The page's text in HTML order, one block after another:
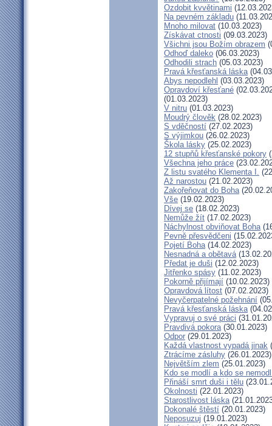
Ozdobit kvvětinami
Na pevném základu
Mnoho milovat (10.03.2023)
Získávat ctnosti (09.03.2023)
Všichni jsou Božím obrazem
Odhoď daleko (06.03.2023)
Odhodili strach (05.03.2023)
Pravá křesťanská láska
Abys nepodlehl (03.03.2023)
Opravdoví křesťané
(01.03.2023)
V nitru (01.03.2023)
Moudrý člověk (28.02.2023)
S vděčností (27.02.2023)
S výjimkou (26.02.2023)
Škola lásky (25.02.2023)
12 stupňů křesťanské pokory
Všechna jeho práce
Z listu svatého Klementa I.
Až narostou (21.02.2023)
Zakořeňovat do Boha
Vše (19.02.2023)
Dívej se (18.02.2023)
Nemůže žít (17.02.2023)
Náchylnost obviňovat Boha
Pevně přesvědčeni
Pojetí Boha(14.02.2023)
Nesnadná a obětavá
Předat je duši (12.02.2023)
Jitřenko spásy (11.02.2023)
Pokorně přijímají (10.02.2023)
Opravdová lítost (07.02.2023)
Nevyčerpatelné požehnání
Pravá křesťanská láska
Vypravuj o své práci
Pravdivá pokora(30.01.2023)
Odpor (29.01.2023)
Každá vlastnost vypadá jinak
Ztrácíme zásluhy (26.01.2023)
Největším zlem (25.01.2023)
Kdo se modlí a kdo se
Přináší smrt duši i tělu
Okolnosti (22.01.2023)
Starostlivost láska
Dokonalé štěstí (20.01.2023)
Neposuzuj (19.01.2023)